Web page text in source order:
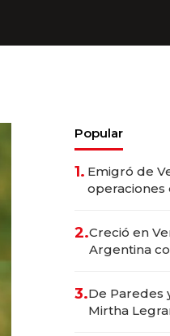
Popular
1. Emigró de
operaciones
2.Creció en
Argentina
marcas
3.De Paredes
Mirtha